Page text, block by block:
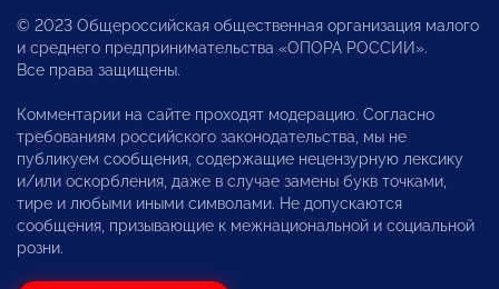
© 2023 Общероссийская общественная организация малого
и среднего предпринимательства «ОПОРА РОССИИ».
Все права защищены.
Комментарии на сайте проходят модерацию. Согласно
требованиям российского законодательства, мы не
публикуем сообщения, содержащие нецензурную лексику
и/или оскорбления, даже в случае замены букв точками,
тире и любыми иными символами. Не допускаются
сообщения, призывающие к межнациональной и социальной
розни.